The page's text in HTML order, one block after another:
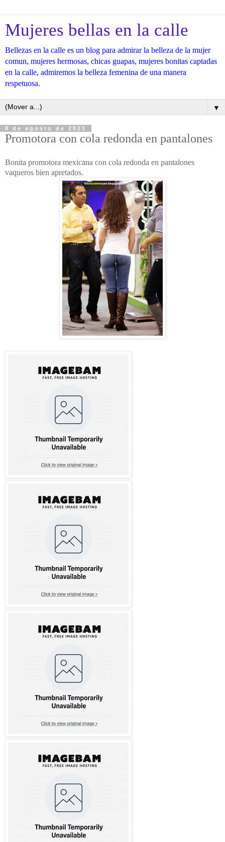
Mujeres bellas en la calle
Bellezas en la calle es un blog para admirar la belleza de la mujer
comun, mujeres hermosas, chicas guapas, mujeres bonitas captadas
en la calle, admiremos la belleza femenina de una manera
respetuosa.
▼
8 de agosto de 2021
Promotora con cola redonda en pantalones
Bonita promotora mexicana con cola redonda en pantalones
vaqueros bien apretados.